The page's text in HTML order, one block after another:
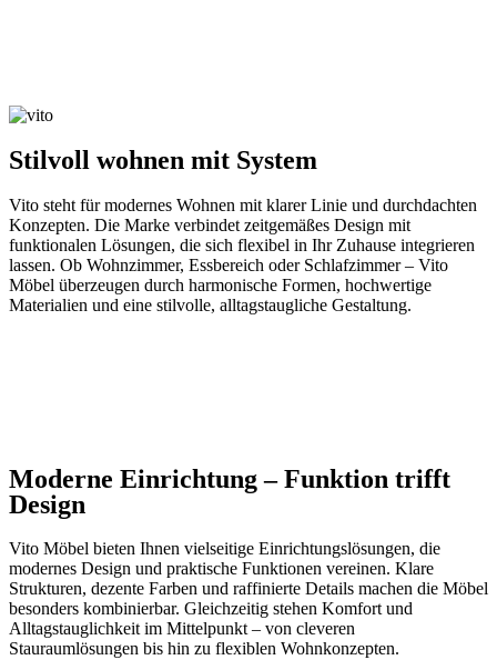
Stilvoll wohnen mit System
Vito steht für modernes Wohnen mit klarer Linie und durchdachten
Konzepten. Die Marke verbindet zeitgemäßes Design mit
funktionalen Lösungen, die sich flexibel in Ihr Zuhause integrieren
lassen. Ob Wohnzimmer, Essbereich oder Schlafzimmer – Vito
Möbel überzeugen durch harmonische Formen, hochwertige
Materialien und eine stilvolle, alltagstaugliche Gestaltung.
Moderne Einrichtung – Funktion trifft
Design
Vito Möbel bieten Ihnen vielseitige Einrichtungslösungen, die
modernes Design und praktische Funktionen vereinen. Klare
Strukturen, dezente Farben und raffinierte Details machen die Möbel
besonders kombinierbar. Gleichzeitig stehen Komfort und
Alltagstauglichkeit im Mittelpunkt – von cleveren
Stauraumlösungen bis hin zu flexiblen Wohnkonzepten.